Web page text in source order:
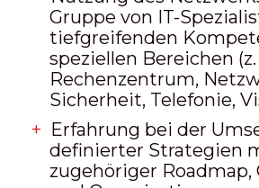
Gruppe von IT-
tiefgreifenden
speziellen Bereichen (z.
Rechenzentrum,
Sicherheit, Telefonie,
Erfahrung bei der
definierter Strategien
zugehöriger Roadmap,